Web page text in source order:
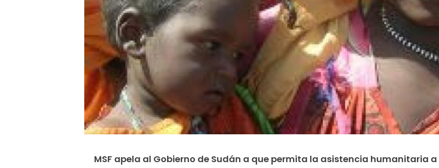
MSF apela al Gobierno de Sudán a que permita la asistencia humanitaria